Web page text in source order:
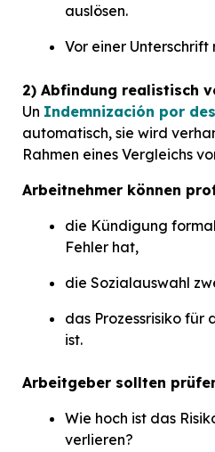
auslösen.
Vor einer Unterschrift
2) Abfindung realistisch
Un Indemnización por
automatisch, sie wird
Rahmen eines Vergleichs
Arbeitnehmer können
die Kündigung
Fehler hat,
die Sozialauswahl
das Prozessrisiko für
ist.
Arbeitgeber sollten
Wie hoch ist das
verlieren?